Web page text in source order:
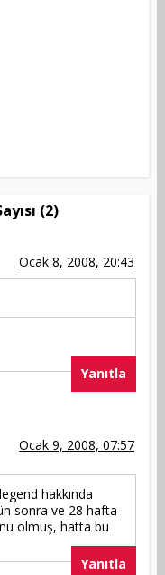
(2)
Ocak 8, 2008, 20:43
Yanıtla
Ocak 9, 2008, 07:57
hakkında
sonra ve 28 hafta
olmuş, hatta bu
Yanıtla